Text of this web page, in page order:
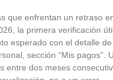
que enfrentan un retraso
la primera verificación
esperado con el detalle
sección “Mis pagos”.
entre dos meses